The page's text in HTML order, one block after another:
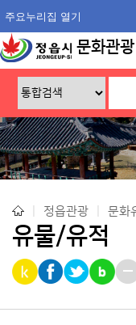
주요누리집 열기
문화관광
정읍관광 문화
유물/유적